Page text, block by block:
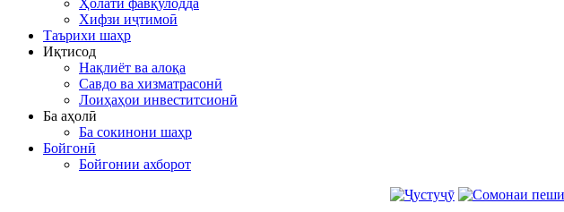
Ҳолати фавқулодда
Хифзи иҷтимоӣ
Таърихи шаҳр
Иқтисод
Нақлиёт ва алоқа
Савдо ва хизматрасонӣ
Лоиҳаҳои инвеститсионӣ
Ба аҳолӣ
Ба сокинони шаҳр
Бойгонӣ
Бойгонии ахборот